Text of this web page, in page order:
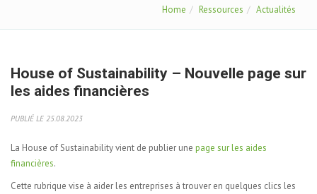
Home Ressources Actualités
House of Sustainability – Nouvelle page sur
les aides financières
PUBLIÉ LE 25.08.2023
La House of Sustainability vient de publier une page sur les aides
financières.
Cette rubrique vise à aider les entreprises à trouver en quelques clics les